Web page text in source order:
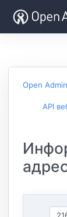
Open
API